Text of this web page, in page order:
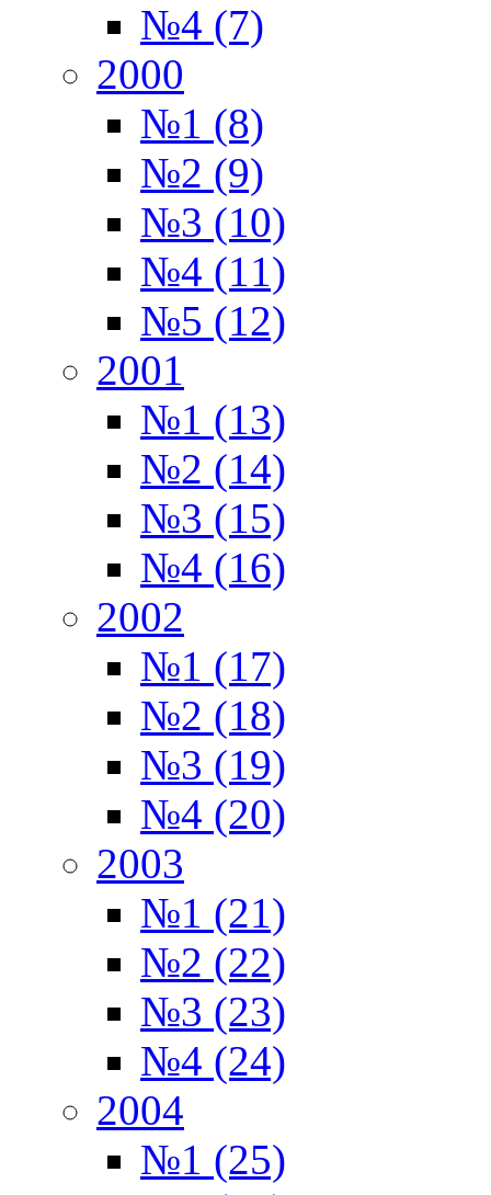
№4 (7)
2000
№1 (8)
№2 (9)
№3 (10)
№4 (11)
№5 (12)
2001
№1 (13)
№2 (14)
№3 (15)
№4 (16)
2002
№1 (17)
№2 (18)
№3 (19)
№4 (20)
2003
№1 (21)
№2 (22)
№3 (23)
№4 (24)
2004
№1 (25)